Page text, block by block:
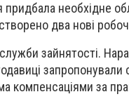
необхідне
два нові
зайнятості.
запропонували
компенсаціями за